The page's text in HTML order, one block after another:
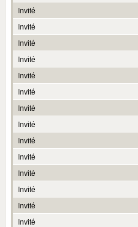
Invité
Invité
Invité
Invité
Invité
Invité
Invité
Invité
Invité
Invité
Invité
Invité
Invité
Invité